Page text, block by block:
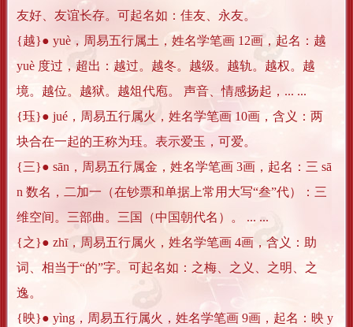
友好、友谊长存。可起名如：佳友、永友。
{越}● yuè，周易五行属土，姓名学笔画 12画，起名：越
yuè 度过，超出：越过。越冬。越级。越轨。越权。越
境。越位。越狱。越俎代庖。 声音、情感扬起，... ...
{珏}● jué，周易五行属火，姓名学笔画 10画，含义：两
块合在一起的王称为珏。表示爱玉，可爱。
{三}● sān，周易五行属金，姓名学笔画 3画，起名：三 sā
n 数名，二加一（在钞票和单据上常用大写“叁”代）：三
维空间。三部曲。三国（中国朝代名）。 ... ...
{之}● zhī，周易五行属火，姓名学笔画 4画，含义：助
词、相当于“的”字。可起名如：之梅、之义、之明、之
逸。
{映}● yìng，周易五行属火，姓名学笔画 9画，起名：映 y